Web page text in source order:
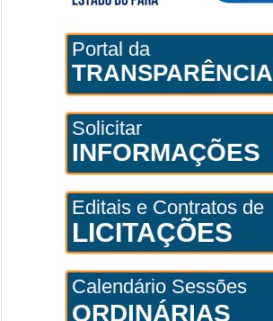
Portal da
TRANSPARÊNCIA
Solicitar
INFORMAÇÕES
Editais e Contratos de
LICITAÇÕES
Calendário Sessões
ORDINÁRIAS